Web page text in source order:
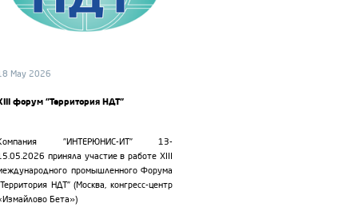
May 2026
форум "Территория НДТ"
"ИНТЕРЮНИС-ИТ" 13-
приняла участие в работе XIII
промышленного Форума
НДТ"(Москва, конгресс-центр
Бета»)